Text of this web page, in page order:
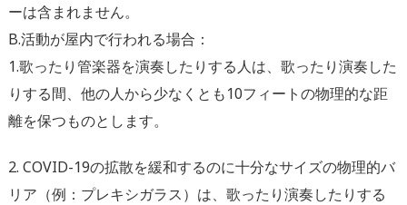
ーは含まれません。
B.活動が屋内で行われる場合：
1.歌ったり管楽器を演奏したりする人は、歌ったり演奏した
りする間、他の人から少なくとも10フィートの物理的な距
離を保つものとします。
2. COVID-19の拡散を緩和するのに十分なサイズの物理的バ
リア（例：プレキシガラス）は、歌ったり演奏したりする